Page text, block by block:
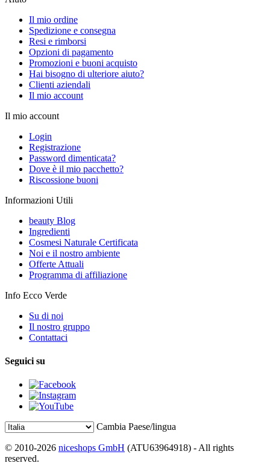
Il mio ordine
Spedizione e consegna
Resi e rimborsi
Opzioni di pagamento
Promozioni e buoni acquisto
Hai bisogno di ulteriore aiuto?
Clienti aziendali
Il mio account
Il mio account
Login
Registrazione
Password dimenticata?
Dove è il mio pacchetto?
Riscossione buoni
Informazioni Utili
beauty Blog
Ingredienti
Cosmesi Naturale Certificata
Noi e il nostro ambiente
Offerte Attuali
Programma di affiliazione
Info Ecco Verde
Su di noi
Il nostro gruppo
Contattaci
Seguici su
Cambia Paese/lingua
© 2010-2026 niceshops GmbH (ATU63964918) - All rights
reserved.